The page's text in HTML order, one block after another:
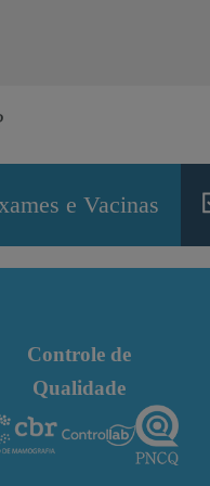
e Vacinas
Controle de
Qualidade